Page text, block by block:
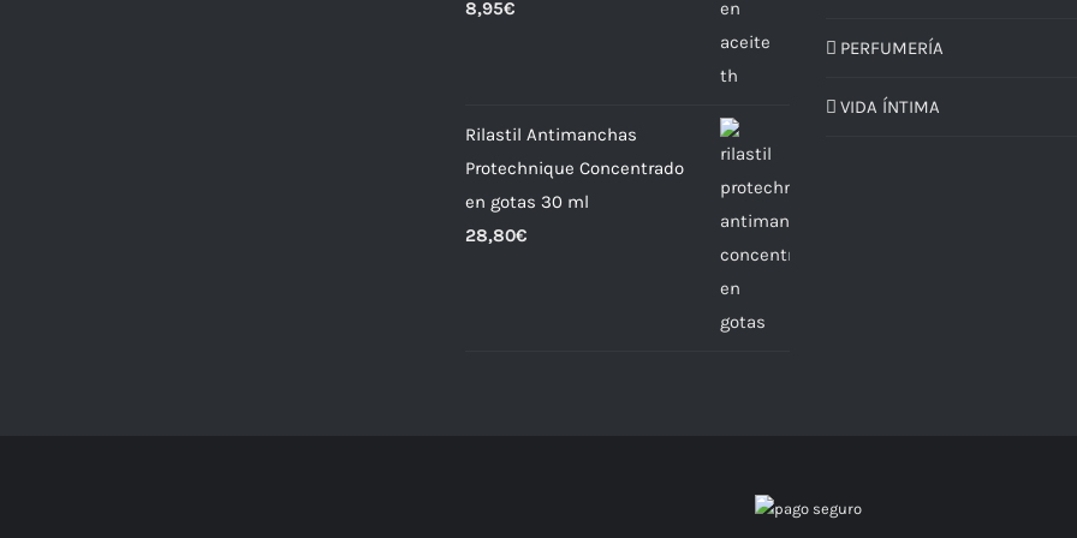
8,95€
Rilastil Antimanchas
Protechnique Concentrado
en gotas 30 ml
28,80€
PERFUMERÍA
VIDA ÍNTIMA